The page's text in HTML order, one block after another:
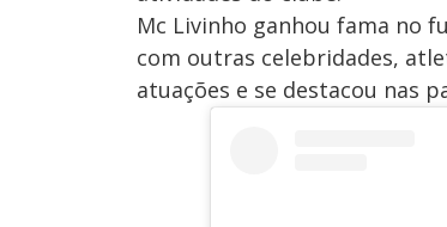
Mc Livinho ganhou fama no
com outras celebridades,
atuações e se destacou nas